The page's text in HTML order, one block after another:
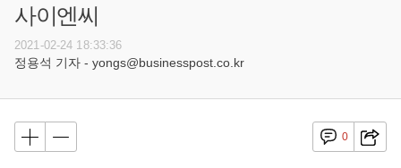
사이엔씨
2021-02-24 18:33:36
정용석 기자 - yongs@businesspost.co.kr
0